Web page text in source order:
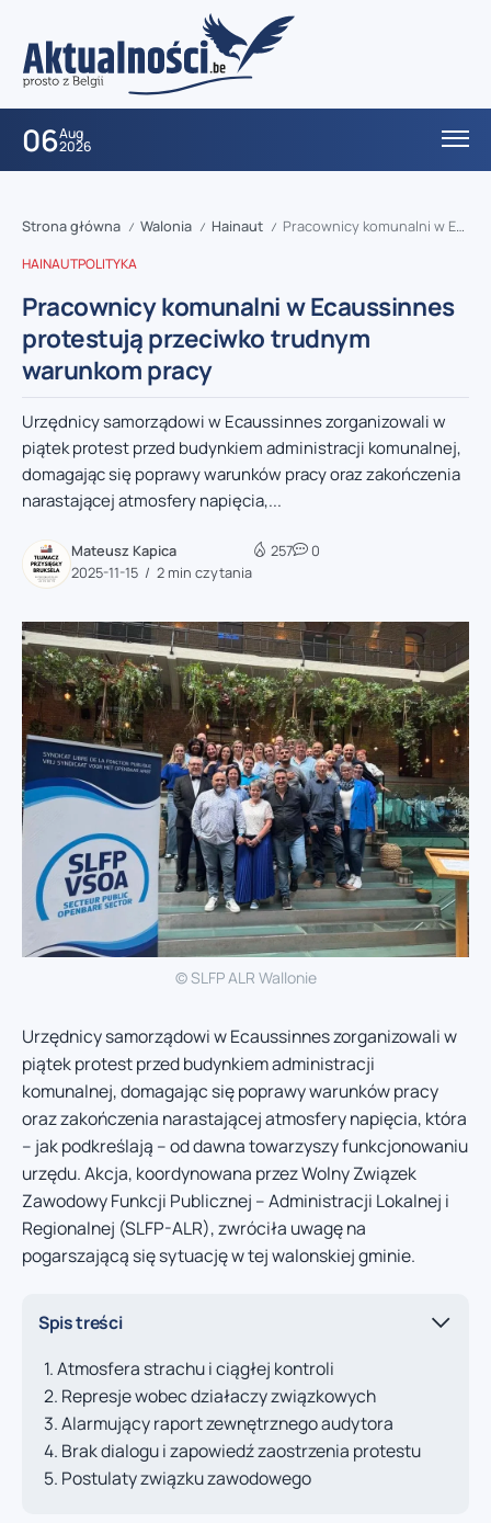
06Aug
2026
Strona główna / Walonia / Hainaut / Pracownicy komunalni w Ecaussinnes protestują przeciwko trudnym warunkom pracy
HAINAUTPOLITYKA
Pracownicy komunalni w Ecaussinnes
protestują przeciwko trudnym
warunkom pracy
Urzędnicy samorządowi w Ecaussinnes zorganizowali w
piątek protest przed budynkiem administracji komunalnej,
domagając się poprawy warunków pracy oraz zakończenia
narastającej atmosfery napięcia,...
Mateusz Kapica
2025-11-15
2 min czytania
257 0
© SLFP ALR Wallonie
Urzędnicy samorządowi w Ecaussinnes zorganizowali w
piątek protest przed budynkiem administracji
komunalnej, domagając się poprawy warunków pracy
oraz zakończenia narastającej atmosfery napięcia, która
– jak podkreślają – od dawna towarzyszy funkcjonowaniu
urzędu. Akcja, koordynowana przez Wolny Związek
Zawodowy Funkcji Publicznej – Administracji Lokalnej i
Regionalnej (SLFP-ALR), zwróciła uwagę na
pogarszającą się sytuację w tej walonskiej gminie.
Spis treści
Atmosfera strachu i ciągłej kontroli
Represje wobec działaczy związkowych
Alarmujący raport zewnętrznego audytora
Brak dialogu i zapowiedź zaostrzenia protestu
Postulaty związku zawodowego